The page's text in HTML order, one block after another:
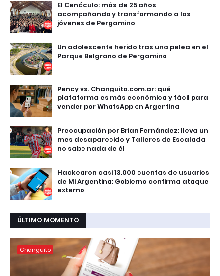
El Cenáculo: más de 25 años
acompañando y transformando a los
jóvenes de Pergamino
Un adolescente herido tras una pelea en el
Parque Belgrano de Pergamino
Pency vs. Changuito.com.ar: qué
plataforma es más económica y fácil para
vender por WhatsApp en Argentina
Preocupación por Brian Fernández: lleva un
mes desaparecido y Talleres de Escalada
no sabe nada de él
Hackearon casi 13.000 cuentas de usuarios
de Mi Argentina: Gobierno confirma ataque
externo
ÚLTIMO MOMENTO
Changuito